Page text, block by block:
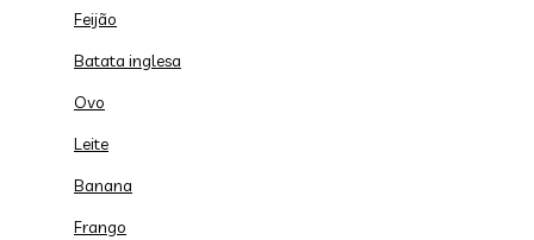
Feijão
Batata inglesa
Ovo
Leite
Banana
Frango